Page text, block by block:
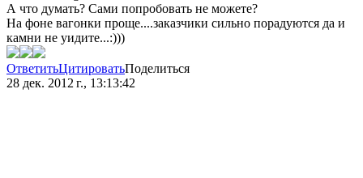
А что думать? Сами попробовать не можете?
На фоне вагонки проще....заказчики сильно порадуются да и
камни не уидите...:)))
ОтветитьЦитироватьПоделиться
28 дек. 2012 г., 13:13:42